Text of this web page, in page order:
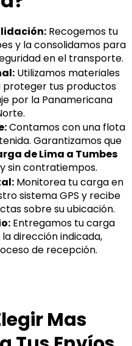
Recogemos tu
y la consolidamos para
en el transporte.
Utilizamos materiales
proteger tus productos
por la Panamericana
Contamos con una flota
Garantizamos que
de Lima a Tumbes
sin contratiempos.
Monitorea tu carga en
sistema GPS y recibe
sobre su ubicación.
Entregamos tu carga
dirección indicada,
de recepción.
Mas